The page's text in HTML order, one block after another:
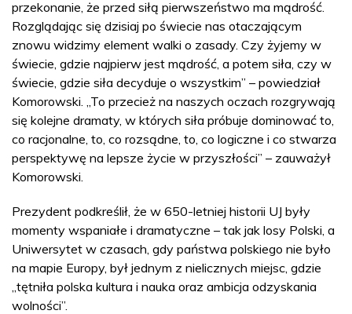
przekonanie, że przed siłą pierwszeństwo ma mądrość.
Rozglądając się dzisiaj po świecie nas otaczającym
znowu widzimy element walki o zasady. Czy żyjemy w
świecie, gdzie najpierw jest mądrość, a potem siła, czy w
świecie, gdzie siła decyduje o wszystkim” – powiedział
Komorowski. „To przecież na naszych oczach rozgrywają
się kolejne dramaty, w których siła próbuje dominować to,
co racjonalne, to, co rozsądne, to, co logiczne i co stwarza
perspektywę na lepsze życie w przyszłości” – zauważył
Komorowski.
Prezydent podkreślił, że w 650-letniej historii UJ były
momenty wspaniałe i dramatyczne – tak jak losy Polski, a
Uniwersytet w czasach, gdy państwa polskiego nie było
na mapie Europy, był jednym z nielicznych miejsc, gdzie
„tętniła polska kultura i nauka oraz ambicja odzyskania
wolności”.